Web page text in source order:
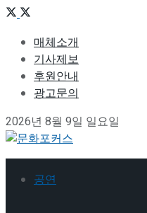
매체소개
기사제보
후원안내
광고문의
2026년 8월 9일 일요일
공연